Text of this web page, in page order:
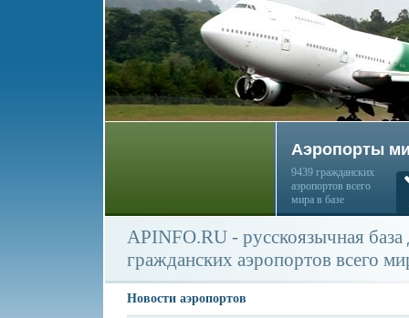
Аэропорты
9439 гражданских
аэропортов всего
мира в базе
APINFO.RU - русскоязычная
гражданских аэропортов всего
Новости аэропортов